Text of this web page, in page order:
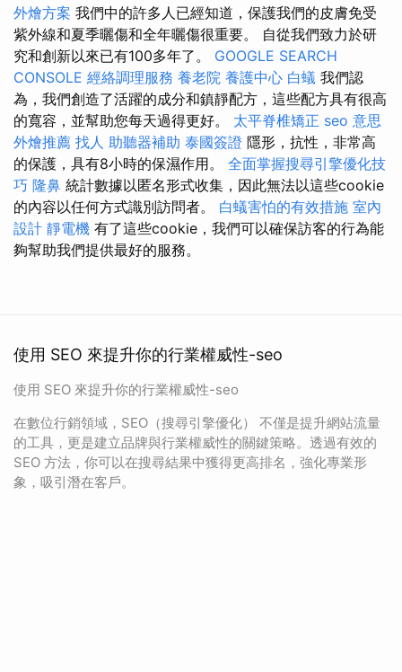
外燴方案 我們中的許多人已經知道，保護我們的皮膚免受
紫外線和夏季曬傷和全年曬傷很重要。 自從我們致力於研
究和創新以來已有100多年了。 GOOGLE SEARCH
CONSOLE 經絡調理服務 養老院 養護中心 白蟻 我們認
為，我們創造了活躍的成分和鎮靜配方，這些配方具有很高
的寬容，並幫助您每天過得更好。 太平脊椎矯正 seo 意思
外燴推薦 找人 助聽器補助 泰國簽證 隱形，抗性，非常高
的保護，具有8小時的保濕作用。 全面掌握搜尋引擎優化技
巧 隆鼻 統計數據以匿名形式收集，因此無法以這些cookie
的內容以任何方式識別訪問者。 白蟻害怕的有效措施 室內
設計 靜電機 有了這些cookie，我們可以確保訪客的行為能
夠幫助我們提供最好的服務。
使用 SEO 來提升你的行業權威性-seo
使用 SEO 來提升你的行業權威性-seo
在數位行銷領域，SEO（搜尋引擎優化） 不僅是提升網站流量
的工具，更是建立品牌與行業權威性的關鍵策略。透過有效的
SEO 方法，你可以在搜尋結果中獲得更高排名，強化專業形
象，吸引潛在客戶。